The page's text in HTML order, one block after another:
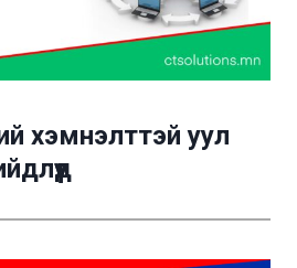
хэмнэлттэй уул